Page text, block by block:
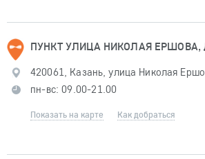
ПУНКТ УЛИЦА НИКОЛАЯ ЕРШОВА,
420061, Казань, улица Николая
пн-вс: 09.00-21.00
Показать на карте Как добраться